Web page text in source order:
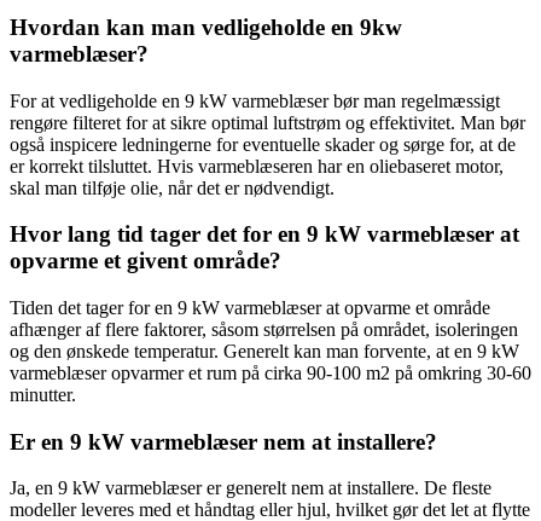
Hvordan kan man vedligeholde en 9kw
varmeblæser?
For at vedligeholde en 9 kW varmeblæser bør man regelmæssigt
rengøre filteret for at sikre optimal luftstrøm og effektivitet. Man bør
også inspicere ledningerne for eventuelle skader og sørge for, at de
er korrekt tilsluttet. Hvis varmeblæseren har en oliebaseret motor,
skal man tilføje olie, når det er nødvendigt.
Hvor lang tid tager det for en 9 kW varmeblæser at
opvarme et givent område?
Tiden det tager for en 9 kW varmeblæser at opvarme et område
afhænger af flere faktorer, såsom størrelsen på området, isoleringen
og den ønskede temperatur. Generelt kan man forvente, at en 9 kW
varmeblæser opvarmer et rum på cirka 90-100 m2 på omkring 30-60
minutter.
Er en 9 kW varmeblæser nem at installere?
Ja, en 9 kW varmeblæser er generelt nem at installere. De fleste
modeller leveres med et håndtag eller hjul, hvilket gør det let at flytte